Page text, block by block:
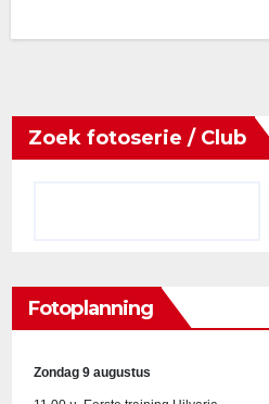
Zoek fotoserie / Club
Fotoplanning
Zondag 9 augustus